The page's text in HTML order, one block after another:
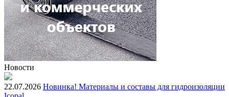
Новости
22.07.2026 Новинка! Материалы и составы для гидроизоляции